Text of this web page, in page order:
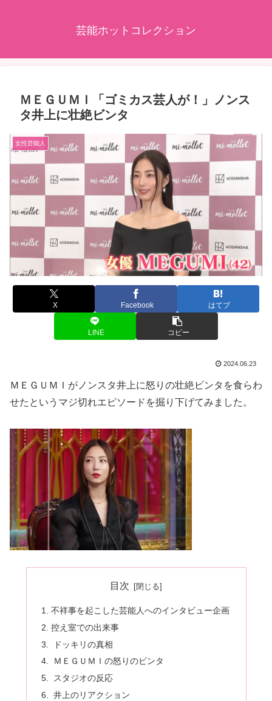
芸能ホットコレクション
ＭＥＧＵＭＩ「ゴミカス芸人が！」ノンス
タ井上に壮絶ビンタ
女性芸能人
X Facebook はてブ
LINE コピー
2024.06.23
ＭＥＧＵＭＩがノンスタ井上に怒りの壮絶ビンタを食らわ
せたというマジ切れエピソードを掘り下げてみました。
目次
不祥事を起こした芸能人へのインタビュー企画
控え室での出来事
ドッキリの真相
ＭＥＧＵＭＩの怒りのビンタ
スタジオの反応
井上のリアクション